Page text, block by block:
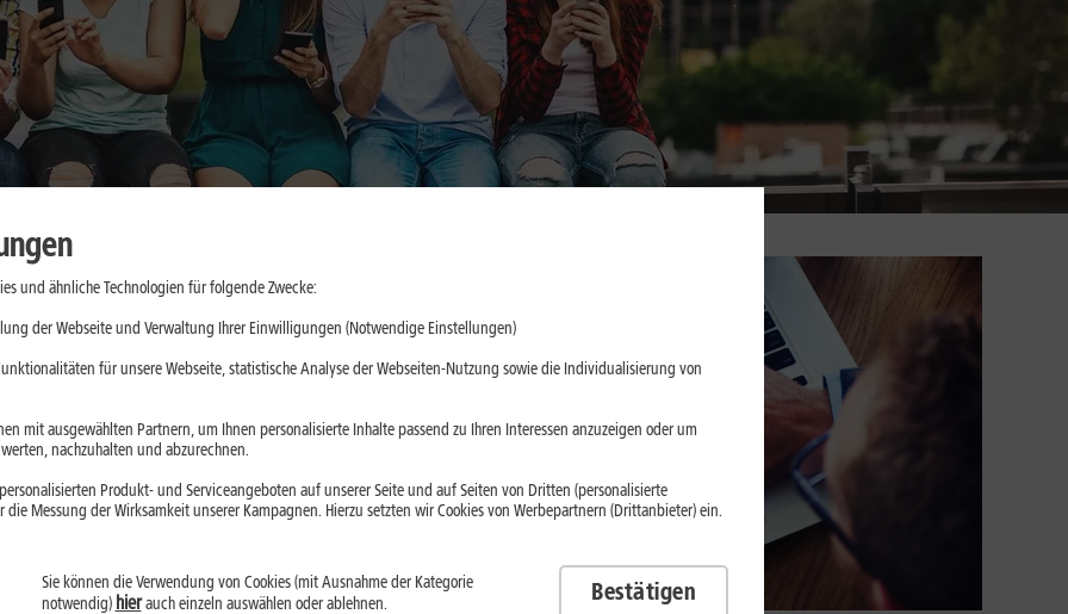
nutzen:
greifen aber je
ein. Der
prüfst
und ähnliche Technologien für folgende Zwecke:
der Webseite und Verwaltung Ihrer Einwilligungen (Notwendige Einstellungen)
für unsere Webseite, statistische Analyse der Webseiten-Nutzung sowie die Individualisierung von
mit ausgewählten Partnern, um Ihnen personalisierte Inhalte passend zu Ihren Interessen anzuzeigen oder um
nachzuhalten und abzurechnen.
Produkt- und Serviceangeboten auf unserer Seite und auf Seiten von Dritten (personalisierte
Messung der Wirksamkeit unserer Kampagnen. Hierzu setzten wir Cookies von Werbepartnern (Drittanbieter) ein.
Sie können die Verwendung von Cookies (mit Ausnahme der Kategorie
notwendig) hierauch einzeln auswählen oder ablehnen. Bestätigen